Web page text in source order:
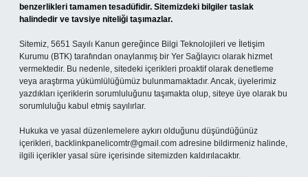
benzerlikleri tamamen tesadüfidir. Sitemizdeki bilgiler taslak
halindedir ve tavsiye niteliği taşımazlar.
Sitemiz, 5651 Sayılı Kanun gereğince Bilgi Teknolojileri ve İletişim
Kurumu (BTK) tarafından onaylanmış bir Yer Sağlayıcı olarak hizmet
vermektedir. Bu nedenle, sitedeki içerikleri proaktif olarak denetleme
veya araştırma yükümlülüğümüz bulunmamaktadır. Ancak, üyelerimiz
yazdıkları içeriklerin sorumluluğunu taşımakta olup, siteye üye olarak bu
sorumluluğu kabul etmiş sayılırlar.
Hukuka ve yasal düzenlemelere aykırı olduğunu düşündüğünüz
içerikleri, backlinkpanelicomtr@gmail.com adresine bildirmeniz halinde,
ilgili içerikler yasal süre içerisinde sitemizden kaldırılacaktır.